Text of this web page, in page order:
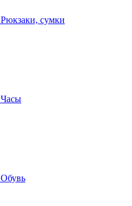
Рюкзаки, сумки
Часы
Обувь